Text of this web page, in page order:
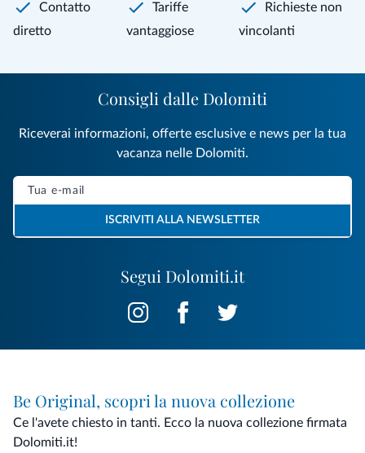
Contatto
diretto
Tariffe
vantaggiose
Richieste non
vincolanti
Segui Dolomiti.it
Consigli dalle Dolomiti
Riceverai informazioni, offerte esclusive e news per la tua
vacanza nelle Dolomiti.
ISCRIVITI ALLA NEWSLETTER
Be Original, scopri la nuova collezione
Ce l'avete chiesto in tanti. Ecco la nuova collezione firmata
Dolomiti.it!